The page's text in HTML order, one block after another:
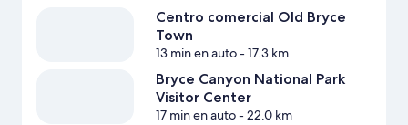
Centro comercial Old Bryce
Town
13 min en auto- 17.3 km
Bryce Canyon National Park
Visitor Center
17 min en auto- 22.0 km